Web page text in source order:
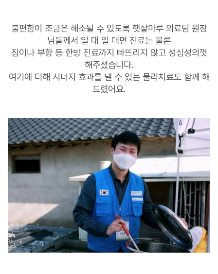
불편함이 조금은 해소될 수 있도록 햇살마루 의료팀 원장
님들께서 일 대 일 대면 진료는 물론
침이나 부항 등 한방 진료까지 빠뜨리지 않고 성심성의껏
해주셨습니다.
여기에 더해 시너지 효과를 낼 수 있는 물리치료도 함께 해
드렸어요.